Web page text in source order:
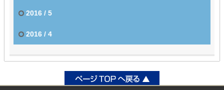
2016 / 5
2016 / 4